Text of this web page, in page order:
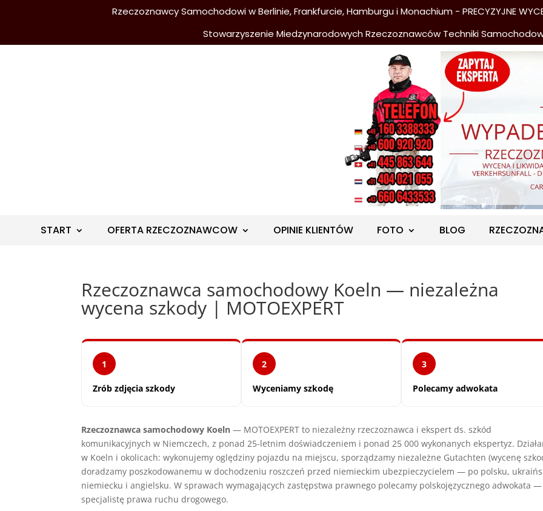
Rzeczoznawcy Samochodowi w Berlinie, Frankfurcie, Hamburgu i Monachium - PRECYZYJNE
Stowarzyszenie Miedzynarodowych Rzeczoznawców Techniki
START OFERTA RZECZOZNAWCOW OPINIE KLIENTÓW FOTO BLOG
Rzeczoznawca samochodowy Koeln — niezależna
wycena szkody | MOTOEXPERT
1
Zrób zdjęcia szkody
2
Wyceniamy szkodę
3
Polecamy adwokata
Rzeczoznawca samochodowy Koeln — MOTOEXPERT to niezależny rzeczoznawca i ekspert ds. szkód
komunikacyjnych w Niemczech, z ponad 25-letnim doświadczeniem i ponad 25 000 wykonanych ekspertyz.
w Koeln i okolicach: wykonujemy oględziny pojazdu na miejscu, sporządzamy niezależne Gutachten (wycenę
doradzamy poszkodowanemu w dochodzeniu roszczeń przed niemieckim ubezpieczycielem — po polsku,
niemiecku i angielsku. W sprawach wymagających zastępstwa prawnego polecamy polskojęzycznego adwokata —
specjalistę prawa ruchu drogowego.